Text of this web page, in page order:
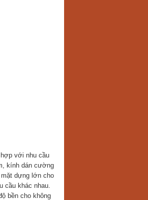
với nhu cầu
kính dán cường
dựng lớn cho
cầu khác nhau.
bền cho không